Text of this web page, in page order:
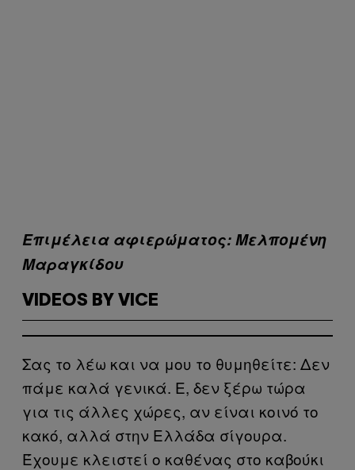
Eπιμέλεια αφιερώματος: Μελπομένη
Μαραγκίδου
VIDEOS BY VICE
Σας το λέω και να μου το θυμηθείτε: Δεν
πάμε καλά γενικά. Ε, δεν ξέρω τώρα
για τις άλλες χώρες, αν είναι κοινό το
κακό, αλλά στην Ελλάδα σίγουρα.
Έχουμε κλειστεί ο καθένας στο καβούκι